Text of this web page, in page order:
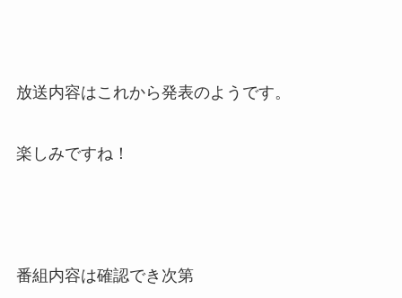
放送内容はこれから発表のようです。
楽しみですね！
番組内容は確認でき次第